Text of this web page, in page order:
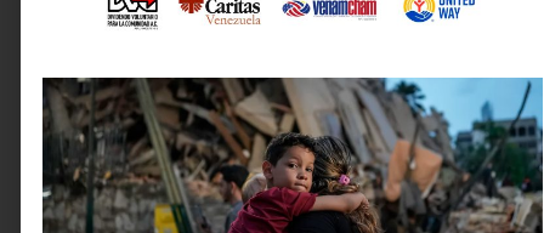
Correo electrónico*